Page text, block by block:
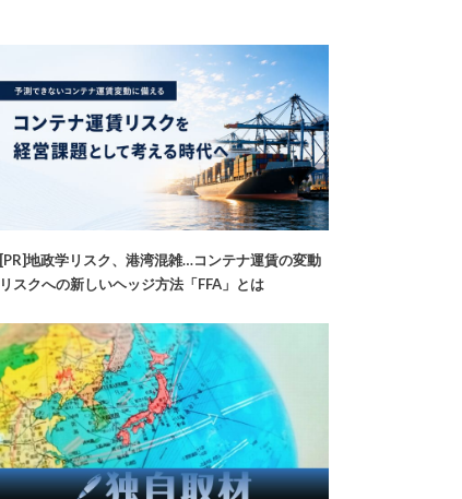
[PR]地政学リスク、港湾混雑…コンテナ運賃の変動
リスクへの新しいヘッジ方法「FFA」とは